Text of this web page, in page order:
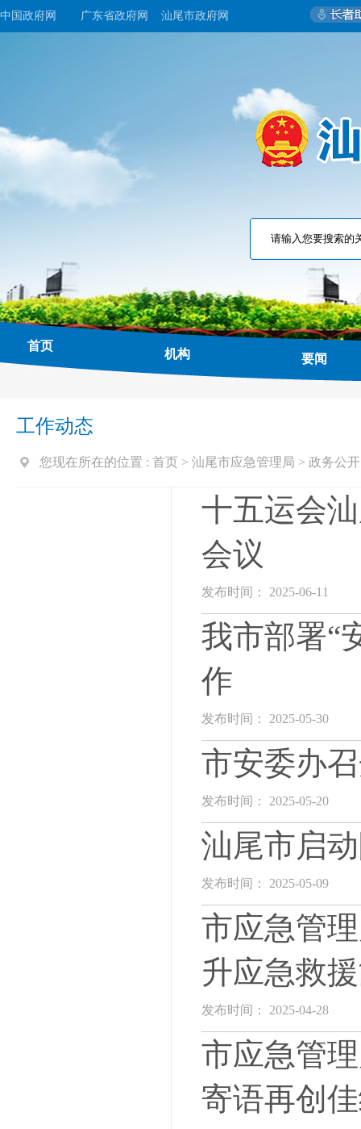
中国政府网 广东省政府网 汕尾市政府网
首页
机构 要闻
工作动态
您现在所在的位置 : 首页 > 汕尾市应急管理局 > 政务公开
十五运会
会议
发布时间： 2025-06-11
我市部署“
作
发布时间： 2025-05-30
市安委办
发布时间： 2025-05-20
汕尾市启
发布时间： 2025-05-09
市应急管
升应急救
发布时间： 2025-04-28
市应急管
寄语再创